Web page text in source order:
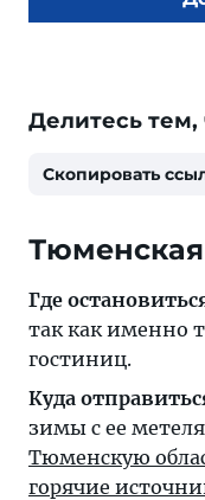
Делитесь тем,
Скопировать
Где
так как именно
гостиниц.
Куда
зимы с ее
Тюменскую
горячие